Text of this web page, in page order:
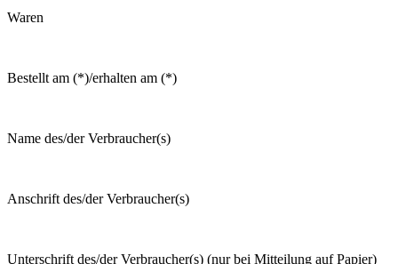
Waren
Bestellt am (*)/erhalten am (*)
Name des/der Verbraucher(s)
Anschrift des/der Verbraucher(s)
Unterschrift des/der Verbraucher(s) (nur bei Mitteilung auf Papier)